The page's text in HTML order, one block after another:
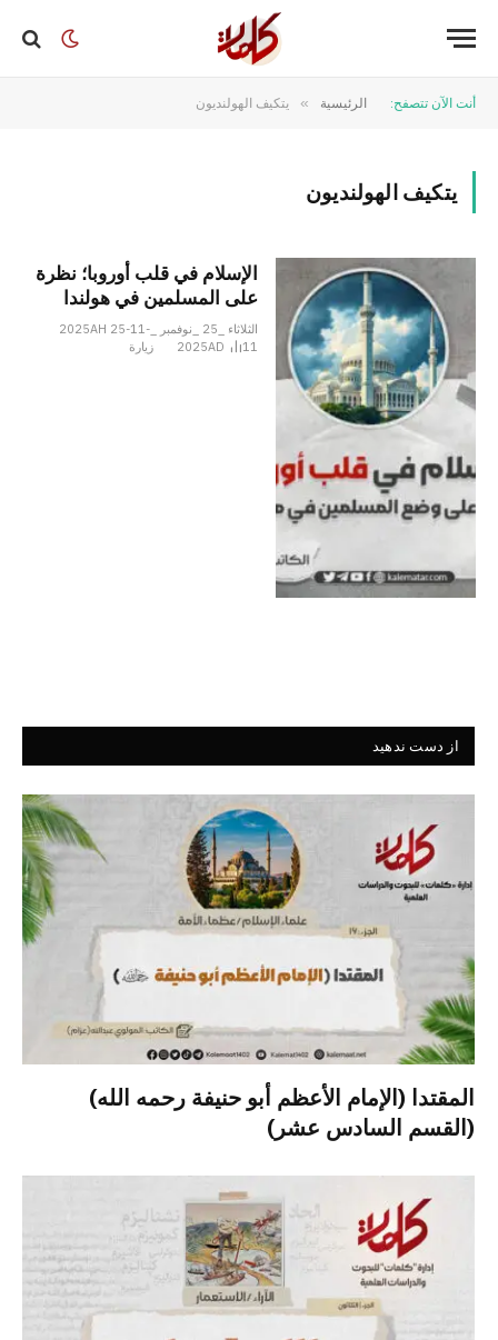
أنت الآن تتصفح: الرئيسية » يتكيف الهولنديون
يتكيف الهولنديون
الإسلام في قلب أوروبا؛ نظرة
على المسلمين في هولندا
الثلاثاء _25 _نوفمبر _2025AH 25-11-
2025AD
11 زيارة
از دست ندهید
المقتدا (الإمام الأعظم أبو حنيفة رحمه الله)
(القسم السادس عشر)